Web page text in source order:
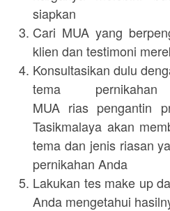
siapkan
Cari MUA yang
klien dan testimoni
Konsultasikan dulu
tema
MUA rias pengantin
Tasikmalaya akan
tema dan jenis riasan
pernikahan Anda
Lakukan tes make up
Anda mengetahui